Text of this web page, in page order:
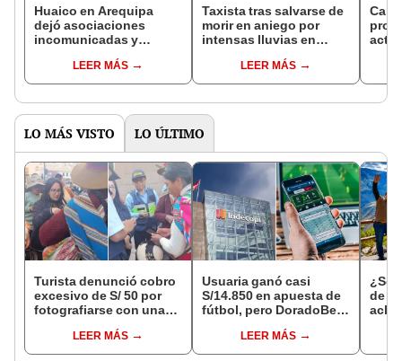
Huaico en Arequipa
dejó asociaciones
incomunicadas y
LEER MÁS
Taxista tras salvarse de
morir en aniego por
intensas lluvias en
empezar de nuevo”
LEER MÁS
por
LO MÁS VISTO LO ÚLTIMO
Turista denunció cobro
excesivo de S/ 50 por
fotografiarse con una
Serenazgo recuperó el
dinero
LEER MÁS
Usuaria ganó casi
S/14.850 en apuesta de
fútbol, pero DoradoBet
Indecopi multó a la
empresa con más de S/
LEER MÁS
¿Se
de